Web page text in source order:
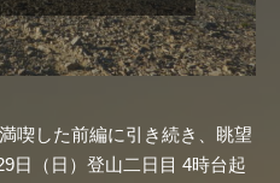
喫した前編に引き続き、眺望
日（日）登山二日目 4時台起